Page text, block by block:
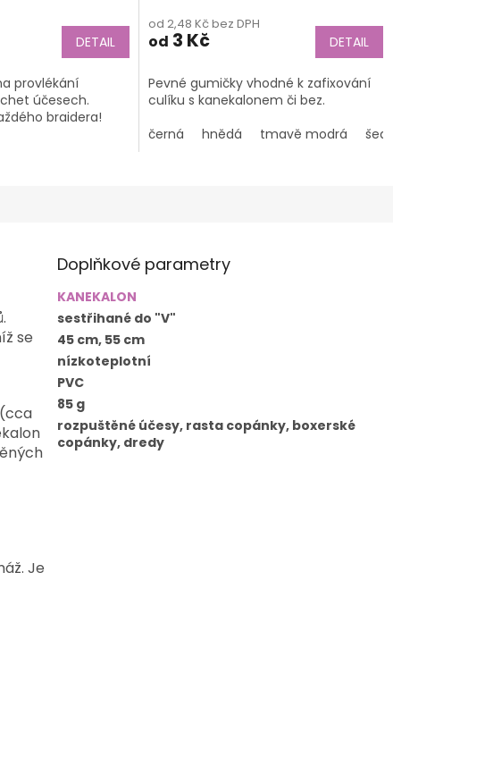
DETAIL
provlékání
účesech.
braidera!
produktu
je
z
5
od 2,48 Kč bez DPH
od 3 Kč DETAIL
Pevné gumičky vhodné k zafixování
culíku s kanekalonem či bez.
černá
hnědá tmavě modrá šedá
se
Je
Doplňkové parametry
KANEKALON
sestřihané do "V"
45 cm, 55 cm
nízkoteplotní
PVC
85 g
rozpuštěné účesy, rasta copánky, boxerské
copánky, dredy